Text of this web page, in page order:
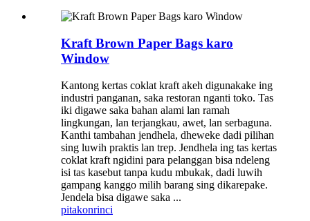
Kraft Brown Paper Bags karo
Window
Kantong kertas coklat kraft akeh digunakake ing
industri panganan, saka restoran nganti toko. Tas
iki digawe saka bahan alami lan ramah
lingkungan, lan terjangkau, awet, lan serbaguna.
Kanthi tambahan jendhela, dheweke dadi pilihan
sing luwih praktis lan trep. Jendhela ing tas kertas
coklat kraft ngidini para pelanggan bisa ndeleng
isi tas kasebut tanpa kudu mbukak, dadi luwih
gampang kanggo milih barang sing dikarepake.
Jendela bisa digawe saka ...
pitakonrinci